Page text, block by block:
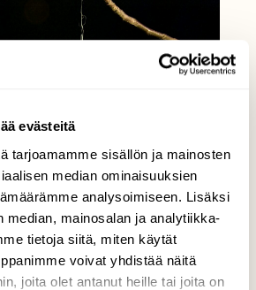
evästeitä
tarjoamamme sisällön ja mainosten
median ominaisuuksien
analysoimiseen. Lisäksi
median, mainosalan ja analytiikka-
tietoja siitä, miten käytät
voivat yhdistää näitä
joita olet antanut heille tai joita on